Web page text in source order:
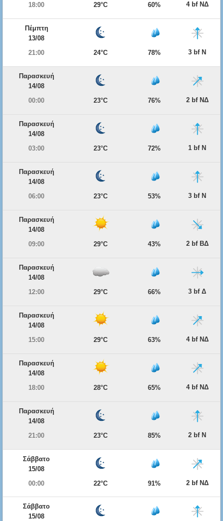
18:00
29°C 60% 4 bf ΝΔ
Πέμπτη
13/08
21:00
24°C 78% 3 bf Ν
Παρασκευή
14/08
00:00
23°C 76% 2 bf ΝΔ
Παρασκευή
14/08
03:00
23°C 72% 1 bf Ν
Παρασκευή
14/08
06:00
23°C 53% 3 bf Ν
Παρασκευή
14/08
09:00
29°C 43% 2 bf ΒΔ
Παρασκευή
14/08
12:00
29°C 66% 3 bf Δ
Παρασκευή
14/08
15:00
29°C 63% 4 bf ΝΔ
Παρασκευή
14/08
18:00
28°C 65% 4 bf ΝΔ
Παρασκευή
14/08
21:00
23°C 85% 2 bf Ν
Σάββατο
15/08
00:00
22°C 91% 2 bf ΝΔ
Σάββατο
15/08